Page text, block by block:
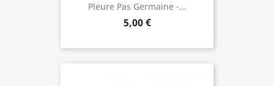
Pleure Pas Germaine -...
5,00 €